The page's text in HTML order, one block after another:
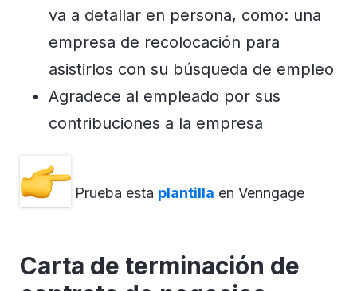
va a detallar en persona, como: una
empresa de recolocación para
asistirlos con su búsqueda de empleo
Agradece al empleado por sus
contribuciones a la empresa
Prueba esta plantilla en Venngage
Carta de terminación de